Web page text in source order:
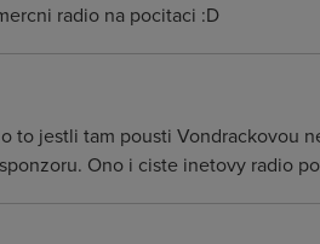
radio na pocitaci :D
to jestli tam pousti Vondrackovou
Ono i ciste inetovy radio